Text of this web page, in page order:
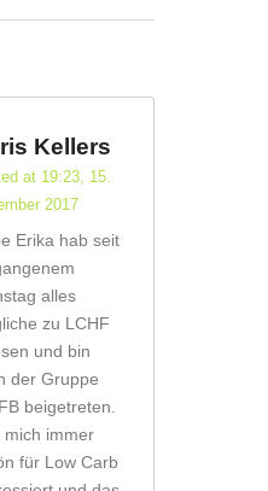
Kellers
at 19:23, 15.
2017
Erika hab seit
alles
zu LCHF
und bin
der Gruppe
beigetreten.
mich immer
für Low Carb